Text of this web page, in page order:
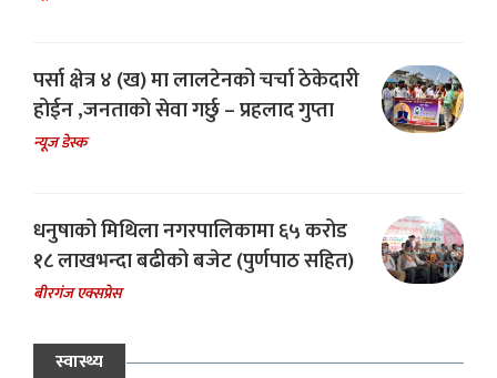
पर्सा क्षेत्र ४ (ख) मा लालटेनको चर्चा ठेकेदारी
होईन ,जनताको सेवा गर्छु – प्रहलाद गुप्ता
न्यूज डेस्क
धनुषाको मिथिला नगरपालिकामा ६५ करोड
१८ लाखभन्दा बढीको बजेट (पुर्णपाठ सहित)
बीरगंज एक्सप्रेस
स्वास्थ्य